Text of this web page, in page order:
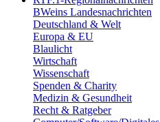
BWeins Landesnachrichten
Deutschland & Welt
Europa & EU
Blaulicht
Wirtschaft
Wissenschaft
Spenden & Charity
Medizin & Gesundheit
Recht & Ratgeber